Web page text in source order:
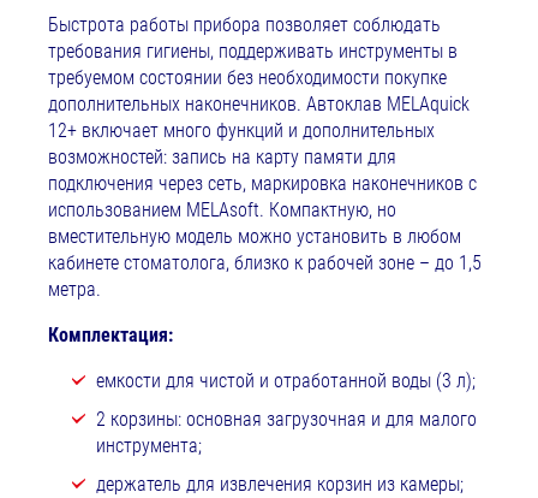
Быстрота работы прибора позволяет соблюдать
требования гигиены, поддерживать инструменты в
требуемом состоянии без необходимости покупке
дополнительных наконечников. Автоклав MELAquick
12+ включает много функций и дополнительных
возможностей: запись на карту памяти для
подключения через сеть, маркировка наконечников с
использованием MELAsoft. Компактную, но
вместительную модель можно установить в любом
кабинете стоматолога, близко к рабочей зоне – до 1,5
метра.
Комплектация:
емкости для чистой и отработанной воды (3 л);
2 корзины: основная загрузочная и для малого
инструмента;
держатель для извлечения корзин из камеры;